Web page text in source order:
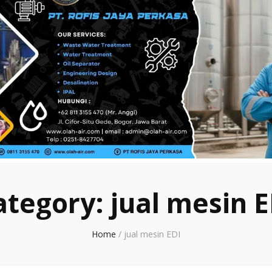
jual mesin
Home / jual mesin EDI